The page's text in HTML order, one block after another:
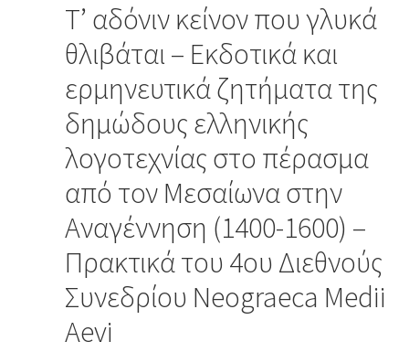
Τ’ αδόνιν κείνον που γλυκά
θλιβάται – Εκδοτικά και
ερμηνευτικά ζητήματα της
δημώδους ελληνικής
λογοτεχνίας στο πέρασμα
από τον Μεσαίωνα στην
Αναγέννηση (1400-1600) –
Πρακτικά του 4ου Διεθνούς
Συνεδρίου Neograeca Medii
Aevi